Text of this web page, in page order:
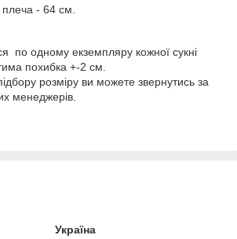
- 64 см.
по одному екземпляру кожної сукні
похибка +-2 см.
розміру ви можете звернутись за
менеджерів.
Україна